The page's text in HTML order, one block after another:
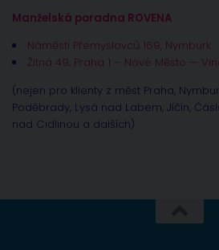
Manželská poradna ROVENA
Náměstí Přemyslovců 169, Nymburk
Žitná 49, Praha 1 – Nové Město —
(nejen pro klienty z měst Praha,
Poděbrady, Lysá nad Labem, Jíčín,
nad Cidlinou a dalších)